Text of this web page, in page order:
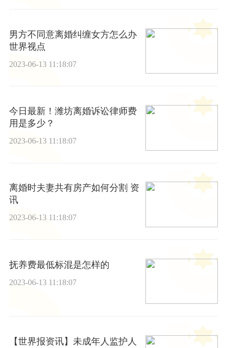
男方不同意离婚纠缠女方怎么办
世界视点
2023-06-13 11:18:07
今日最新！潍坊离婚诉讼律师费
用是多少？
2023-06-13 11:18:07
离婚时夫妻共有房产如何分割 资
讯
2023-06-13 11:18:07
抚养费最低标混是怎样的
2023-06-13 11:18:07
【世界报资讯】未成年人监护人